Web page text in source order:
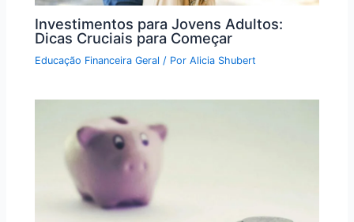
Investimentos para Jovens Adultos:
Dicas Cruciais para Começar
Educação Financeira Geral / PorAlicia Shubert